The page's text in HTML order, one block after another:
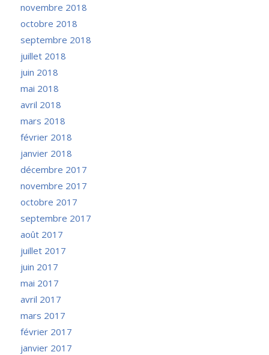
novembre 2018
octobre 2018
septembre 2018
juillet 2018
juin 2018
mai 2018
avril 2018
mars 2018
février 2018
janvier 2018
décembre 2017
novembre 2017
octobre 2017
septembre 2017
août 2017
juillet 2017
juin 2017
mai 2017
avril 2017
mars 2017
février 2017
janvier 2017